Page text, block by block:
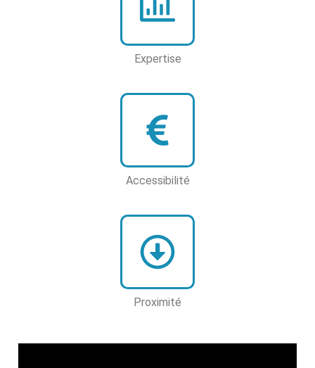
Expertise
Accessibilité
Proximité